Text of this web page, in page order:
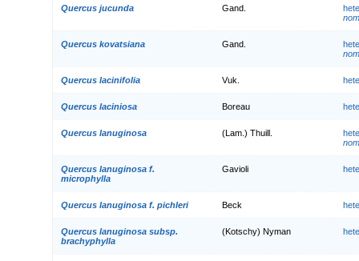
Quercus jucunda Gand.
Quercus kovatsiana Gand.
Quercus lacinifolia Vuk.
Quercus laciniosa Boreau
Quercus lanuginosa (Lam.) Thuill.
Quercus lanuginosa f.
microphylla
Gavioli
Quercus lanuginosa f. pichleri Beck
Quercus lanuginosa subsp.
brachyphylla
(Kotschy) Nyman